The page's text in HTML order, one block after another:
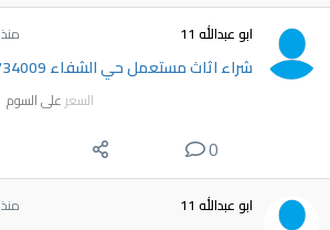
ابو عبدالله 11 منذ 7 ساعات
شراء اثاث مستعمل حي الشفاء 0509734009
السعر على السوم
0
ابو عبدالله 11 منذ 7 ساعات